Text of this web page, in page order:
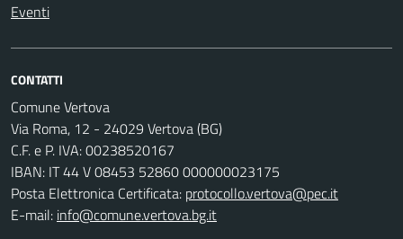
Eventi
CONTATTI
Comune Vertova
Via Roma, 12 - 24029 Vertova (BG)
C.F. e P. IVA: 00238520167
IBAN: IT 44 V 08453 52860 000000023175
Posta Elettronica Certificata: protocollo.vertova@pec.it
E-mail: info@comune.vertova.bg.it